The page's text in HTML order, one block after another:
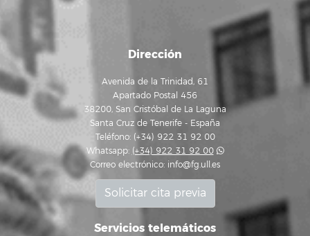
Dirección
Avenida de la Trinidad, 61
Apartado Postal 456
38200, San Cristóbal de La Laguna
Santa Cruz de Tenerife - España
Teléfono: (+34) 922 31 92 00
Whatsapp: (+34) 922 31 92 00
Correo electrónico: info@fg.ull.es
Solicitar cita previa
Servicios telemáticos